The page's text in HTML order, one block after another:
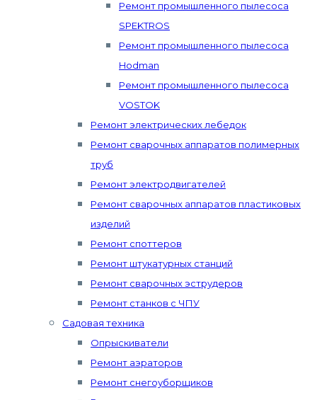
Ремонт промышленного пылесоса
SPEKTROS
Ремонт промышленного пылесоса
Hodman
Ремонт промышленного пылесоса
VOSTOK
Ремонт электрических лебедок
Ремонт сварочных аппаратов полимерных
труб
Ремонт электродвигателей
Ремонт сварочных аппаратов пластиковых
изделий
Ремонт споттеров
Ремонт штукатурных станций
Ремонт сварочных эструдеров
Ремонт станков с ЧПУ
Садовая техника
Опрыскиватели
Ремонт аэраторов
Ремонт снегоуборщиков